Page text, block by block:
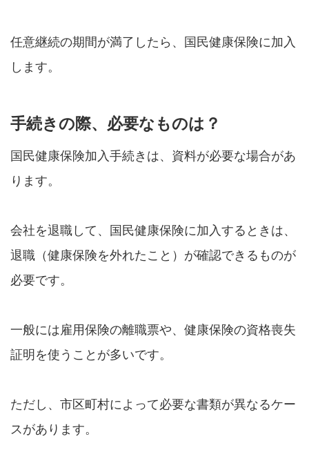
任意継続の期間が満了したら、国民健康保険に加入
します。
手続きの際、必要なものは？
国民健康保険加入手続きは、資料が必要な場合があ
ります。
会社を退職して、国民健康保険に加入するときは、
退職（健康保険を外れたこと）が確認できるものが
必要です。
一般には雇用保険の離職票や、健康保険の資格喪失
証明を使うことが多いです。
ただし、市区町村によって必要な書類が異なるケー
スがあります。